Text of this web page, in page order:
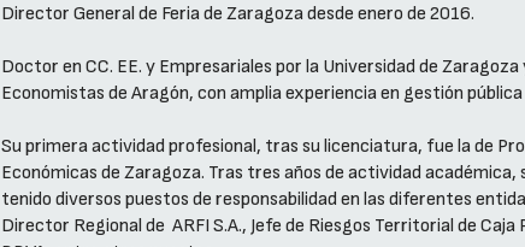
Director General de Feria de Zaragoza desde enero de 2016.
Doctor en CC. EE. y Empresariales por la Universidad de
Economistas de Aragón, con amplia experiencia en gestión
Su primera actividad profesional, tras su licenciatura, fue la de
Económicas de Zaragoza. Tras tres años de actividad
tenido diversos puestos de responsabilidad en las diferentes
Director Regional de ARFI S.A., Jefe de Riesgos Territorial de